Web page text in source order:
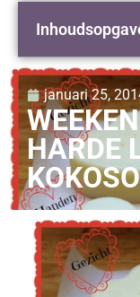
januari 25,
HARDE